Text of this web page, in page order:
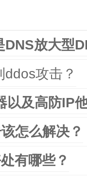
放大型
攻击？
以及高防IP
怎么解决？
有哪些？